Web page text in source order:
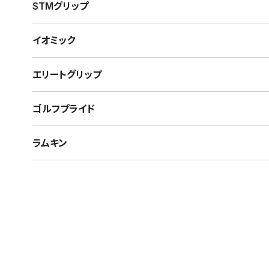
STMグリップ
イオミック
エリートグリップ
ゴルフプライド
ラムキン